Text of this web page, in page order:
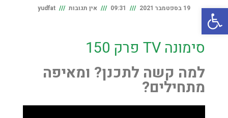
פתח סרגל נגישות
19 בספטמבר 2021 09:31 אין תגובות yudfat
סימונה TV פרק 150
למה קשה לתכנן? ומאיפה
מתחילים?